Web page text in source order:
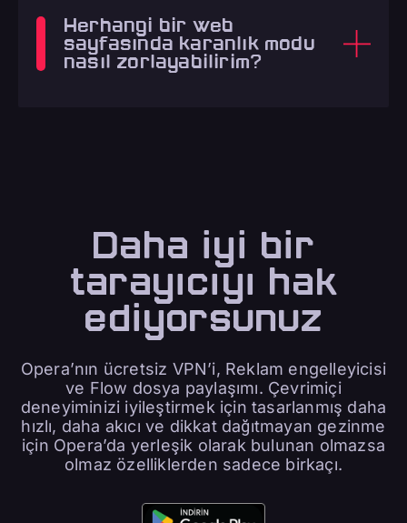
Herhangi bir web
sayfasında karanlık modu
nasıl zorlayabilirim?
Daha iyi bir
tarayıcıyı hak
ediyorsunuz
Opera’nın ücretsiz VPN’i, Reklam engelleyicisi
ve Flow dosya paylaşımı. Çevrimiçi
deneyiminizi iyileştirmek için tasarlanmış daha
hızlı, daha akıcı ve dikkat dağıtmayan gezinme
için Opera’da yerleşik olarak bulunan olmazsa
olmaz özelliklerden sadece birkaçı.